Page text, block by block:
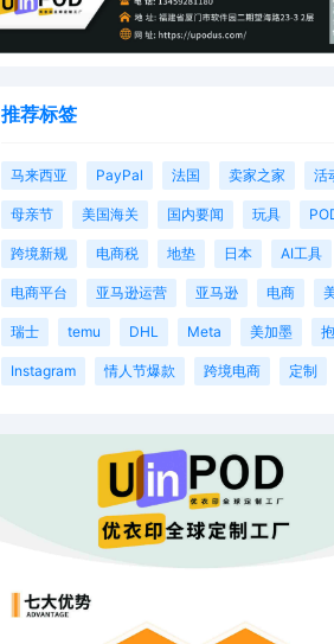
推荐标签
马来西亚 PayPal 法国 卖家之家 活
母亲节 美国海关 国内要闻 玩具
跨境新规 电商税 地垫 日本 AI工具
电商平台 亚马逊运营 亚马逊 电商
瑞士 temu DHL Meta 美加墨
Instagram 情人节爆款 跨境电商 定制